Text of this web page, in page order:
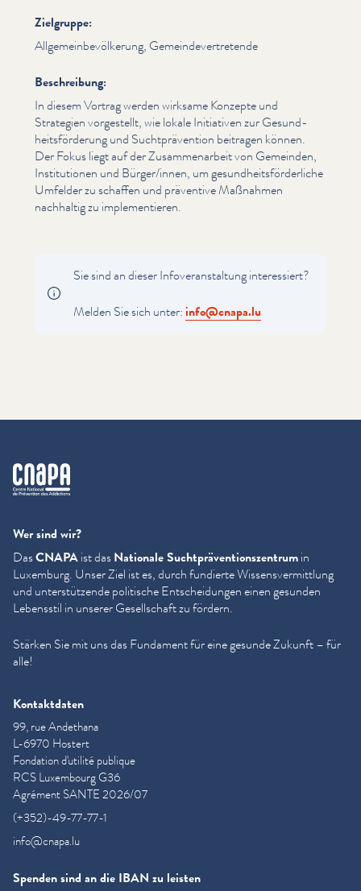
Zielgruppe:
All­ge­mein­bevölkerung, Gemein­de­v­ertre­tende
Beschreibung:
In diesem Vortrag werden wirksame Konzepte und
Strategien vorgestellt, wie lokale Initiativen zur Gesund­
heits­förderung und Sucht­präven­tion beitragen können.
Der Fokus liegt auf der Zusam­me­nar­beit von Gemeinden,
Insti­tu­tio­nen und Bürger/​innen, um gesund­heits­förder­liche
Umfelder zu schaffen und präventive Maßnahmen
nachhaltig zu imple­men­tieren.
Sie sind an dieser Infover­anstal­tung inter­essiert?
Melden Sie sich unter: info@​cnapa.​lu
cnapa
Wer sind wir?
DasCNAPAist dasNationale Sucht­präven­tion­szen­trumin
Luxemburg. Unser Ziel ist es, durch fundierte Wis­sensver­mit­tlung
und unter­stützende politische Entschei­dun­gen einen gesunden
Lebensstil in unserer Gesellschaft zu fördern.
Stärken Sie mit uns das Fundament für eine gesunde Zukunft – für
alle!
Kontaktdaten
99, rue Andethana
L-6970 Hostert
Fondation d'utilité publique
RCS Luxembourg G36
Agrément SANTE 2026/07
(+352)-49-77-77-1
info@cnapa.lu
Spenden sind an die IBAN zu leisten